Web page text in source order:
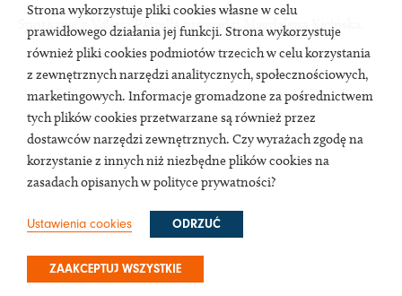
Spotkanie z Valerią Parrellą prowadzi Magdalena Kicińska.
Strona wykorzystuje pliki cookies własne w celu
prawidłowego działania jej funkcji. Strona wykorzystuje
również pliki cookies podmiotów trzecich w celu korzystania
z zewnętrznych narzędzi analitycznych, społecznościowych,
marketingowych. Informacje gromadzone za pośrednictwem
tych plików cookies przetwarzane są również przez
dostawców narzędzi zewnętrznych. Czy wyrażach zgodę na
korzystanie z innych niż niezbędne plików cookies na
zasadach opisanych w polityce prywatności?
Ustawienia cookies ODRZUĆ
ZAAKCEPTUJ WSZYSTKIE